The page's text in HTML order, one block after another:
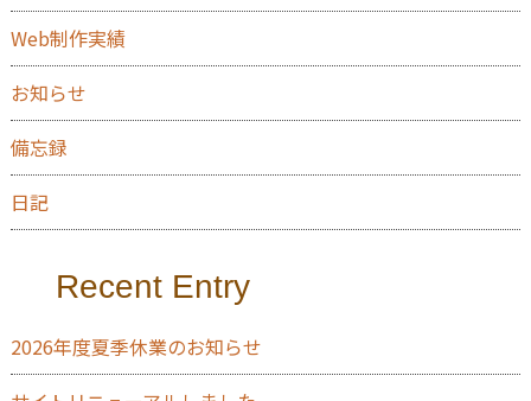
Web制作実績
お知らせ
備忘録
日記
Recent Entry
2026年度夏季休業のお知らせ